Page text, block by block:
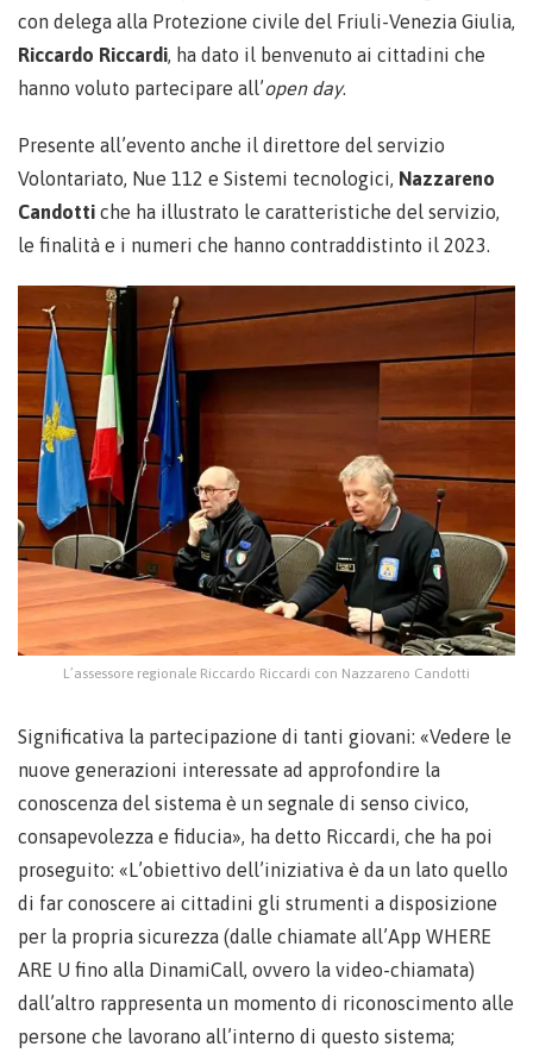
con delega alla Protezione civile del Friuli-Venezia Giulia,
Riccardo Riccardi, ha dato il benvenuto ai cittadini che
hanno voluto partecipare all’open day.
Presente all’evento anche il direttore del servizio
Volontariato, Nue 112 e Sistemi tecnologici, Nazzareno
Candotti che ha illustrato le caratteristiche del servizio,
le finalità e i numeri che hanno contraddistinto il 2023.
L’assessore regionale Riccardo Riccardi con Nazzareno Candotti
Significativa la partecipazione di tanti giovani: «Vedere le
nuove generazioni interessate ad approfondire la
conoscenza del sistema è un segnale di senso civico,
consapevolezza e fiducia», ha detto Riccardi, che ha poi
proseguito: «L’obiettivo dell’iniziativa è da un lato quello
di far conoscere ai cittadini gli strumenti a disposizione
per la propria sicurezza (dalle chiamate all’App WHERE
ARE U fino alla DinamiCall, ovvero la video-chiamata)
dall’altro rappresenta un momento di riconoscimento alle
persone che lavorano all’interno di questo sistema;